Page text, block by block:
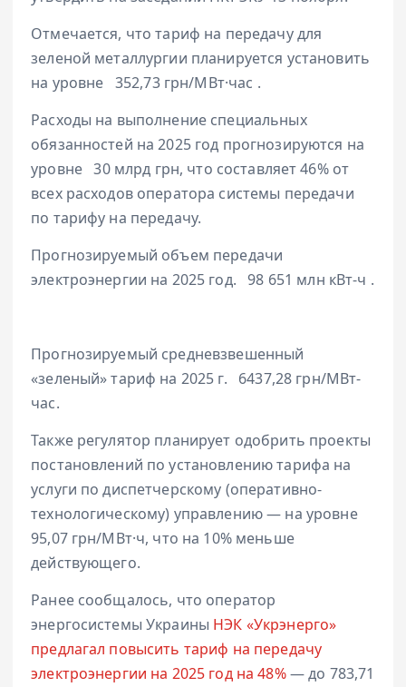
Отмечается, что тариф на передачу для
зеленой металлургии планируется установить
на уровне 352,73 грн/МВт·час .
Расходы на выполнение специальных
обязанностей на 2025 год прогнозируются на
уровне 30 млрд грн, что составляет 46% от
всех расходов оператора системы передачи
по тарифу на передачу.
Прогнозируемый объем передачи
электроэнергии на 2025 год.
98 651 млн кВт-ч .
Прогнозируемый средневзвешенный
«зеленый» тариф на 2025 г.
6437,28 грн/МВт-
час.
Также регулятор планирует одобрить проекты
постановлений по установлению тарифа на
услуги по диспетчерскому (оперативно-
технологическому) управлению — на уровне
95,07 грн/МВт·ч, что на 10% меньше
действующего.
Ранее сообщалось, что оператор
энергосистемы Украины НЭК «Укрэнерго»
предлагал повысить тариф на передачу
электроэнергии на 2025 год на 48%— до 783,71